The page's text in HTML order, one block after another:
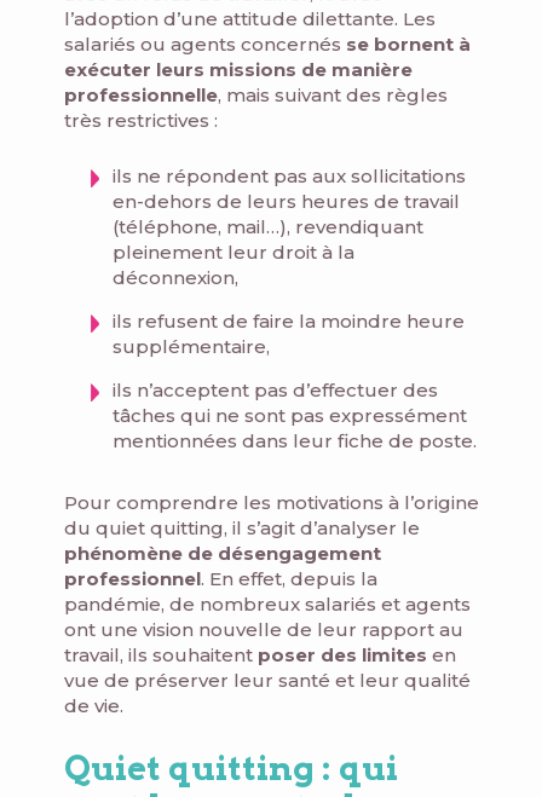
l’adoption d’une attitude dilettante. Les
salariés ou agents concernés se bornent à
exécuter leurs missions de manière
professionnelle, mais suivant des règles
très restrictives :
ils ne répondent pas aux sollicitations
en-dehors de leurs heures de travail
(téléphone, mail…), revendiquant
pleinement leur droit à la
déconnexion,
ils refusent de faire la moindre heure
supplémentaire,
ils n’acceptent pas d’effectuer des
tâches qui ne sont pas expressément
mentionnées dans leur fiche de poste.
Pour comprendre les motivations à l’origine
du quiet quitting, il s’agit d’analyser le
phénomène de désengagement
professionnel. En effet, depuis la
pandémie, de nombreux salariés et agents
ont une vision nouvelle de leur rapport au
travail, ils souhaitent poser des limites en
vue de préserver leur santé et leur qualité
de vie.
Quiet quitting : qui